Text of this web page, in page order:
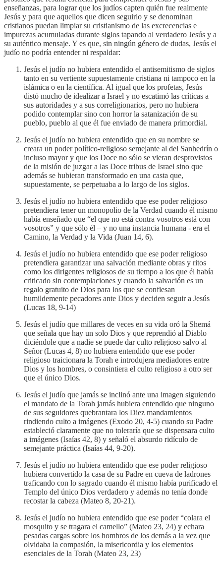
enseñanzas, para lograr que los judíos capten quién fue realmente
Jesús y para que aquellos que dicen seguirlo y se denominan
cristianos puedan limpiar su cristianismo de las excrecencias e
impurezas acumuladas durante siglos tapando al verdadero Jesús y a
su auténtico mensaje. Y es que, sin ningún género de dudas, Jesús el
judío no podría entender ni respaldar:
Jesús el judío no hubiera entendido el antisemitismo de siglos
tanto en su vertiente supuestamente cristiana ni tampoco en la
islámica o en la científica. Al igual que los profetas, Jesús
distó mucho de idealizar a Israel y no escatimó las críticas a
sus autoridades y a sus correligionarios, pero no hubiera
podido contemplar sino con horror la satanización de su
pueblo, pueblo al que él fue enviado de manera primordial.
Jesús el judío no hubiera entendido que en su nombre se
creara un poder político-religioso semejante al del Sanhedrín o
incluso mayor y que los Doce no sólo se vieran desprovistos
de la misión de juzgar a las Doce tribus de Israel sino que
además se hubieran transformado en una casta que,
supuestamente, se perpetuaba a lo largo de los siglos.
Jesús el judío no hubiera entendido que ese poder religioso
pretendiera tener un monopolio de la Verdad cuando él mismo
había enseñado que “el que no está contra vosotros está con
vosotros” y que sólo él – y no una instancia humana - era el
Camino, la Verdad y la Vida (Juan 14, 6).
Jesús el judío no hubiera entendido que ese poder religioso
pretendiera garantizar una salvación mediante obras y ritos
como los dirigentes religiosos de su tiempo a los que él había
criticado sin contemplaciones y cuando la salvación es un
regalo gratuito de Dios para los que se confiesan
humildemente pecadores ante Dios y deciden seguir a Jesús
(Lucas 18, 9-14)
Jesús el judío que millares de veces en su vida oró la Shemá
que señala que hay un solo Dios y que reprendió al Diablo
diciéndole que a nadie se puede dar culto religioso salvo al
Señor (Lucas 4, 8) no hubiera entendido que ese poder
religioso traicionara la Torah e introdujera mediadores entre
Dios y los hombres, o consintiera el culto religioso a otro ser
que el único Dios.
Jesús el judío que jamás se inclinó ante una imagen siguiendo
el mandato de la Torah jamás hubiera entendido que ninguno
de sus seguidores quebrantara los Diez mandamientos
rindiendo culto a imágenes (Exodo 20, 4-5) cuando su Padre
estableció claramente que no toleraría que se dispensara culto
a imágenes (Isaías 42, 8) y señaló el absurdo ridículo de
semejante práctica (Isaías 44, 9-20).
Jesús el judío no hubiera entendido que ese poder religioso
hubiera convertido la casa de su Padre en cueva de ladrones
traficando con lo sagrado cuando él mismo había purificado el
Templo del único Dios verdadero y además no tenía donde
recostar la cabeza (Mateo 8, 20-21).
Jesús el judío no hubiera entendido que ese poder “colara el
mosquito y se tragara el camello” (Mateo 23, 24) y echara
pesadas cargas sobre los hombros de los demás a la vez que
olvidaba la compasión, la misericordia y los elementos
esenciales de la Torah (Mateo 23, 23)